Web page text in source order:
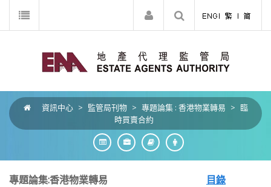
資訊中心 > 監管局刊物 > 專題論集 : 香港物業轉易 > 臨
時買賣合約
專題論集:香港物業轉易
目錄